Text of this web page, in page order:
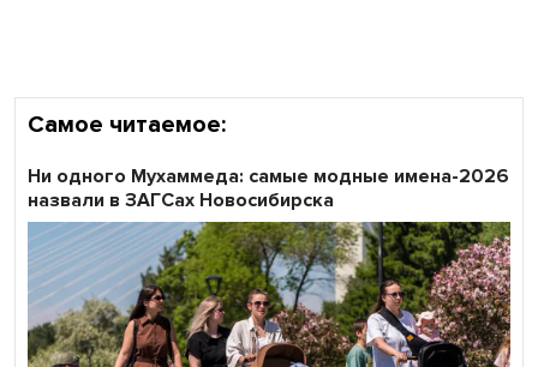
Самое читаемое:
Ни одного Мухаммеда: самые модные имена-2026
назвали в ЗАГСах Новосибирска